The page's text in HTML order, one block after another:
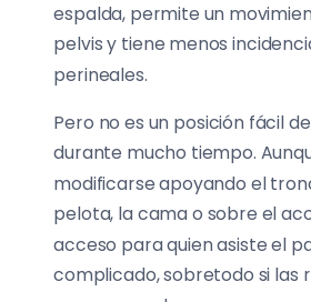
espalda, permite un
pelvis y tiene menos
perineales.
Pero no es un posición fácil
durante mucho tiempo.
modificarse apoyando el
pelota, la cama o sobre el
acceso para quien asiste el
complicado, sobretodo si las